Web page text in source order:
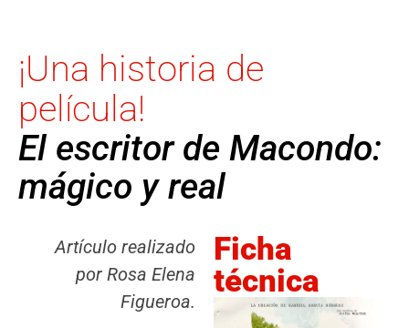
¡Una historia de
película!
El escritor de Macondo:
mágico y real
Artículo realizado
por Rosa Elena
Figueroa.
Ficha
técnica